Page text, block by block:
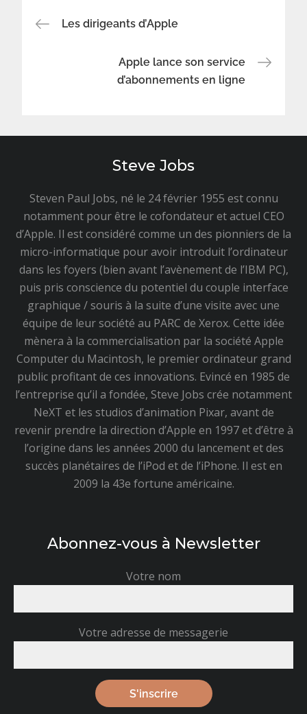
Navigation
Les dirigeants d’Apple
Apple lance son service
d’abonnements en ligne
Steve Jobs
Steven Paul Jobs, né le 24 février 1955 est connu
notamment pour être le cofondateur et actuel CEO
d’Apple. Il est considéré comme un des pionniers de la
micro-informatique pour avoir introduit l’ordinateur
dans les foyers (bien avant l’avènement de l’IBM PC),
puis pris conscience du potentiel du couple interface
graphique / souris à la suite d’une visite avec une
équipe de leur société au PARC de Xerox. Cette idée
mènera à la commercialisation par la société Apple
Computer du Macintosh, le premier ordinateur grand
public profitant de ces innovations. Evincé en 1985 de
l’entreprise qu’il a fondée, Steve Jobs crée notamment
NeXT et les studios d’animation Pixar, avant de
revenir prendre la direction d’Apple en 1997 et d’être à
l’origine dans les années 2000 du lancement et des
succès planétaires de l’iPod et de l’iPhone. Il est en
2009 la 43e fortune américaine.
Abonnez-vous à Newsletter
Votre nom
Votre adresse de messagerie